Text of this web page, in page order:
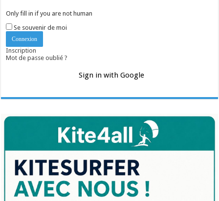
Only fill in if you are not human
Se souvenir de moi
Inscription
Mot de passe oublié ?
Sign in with Google